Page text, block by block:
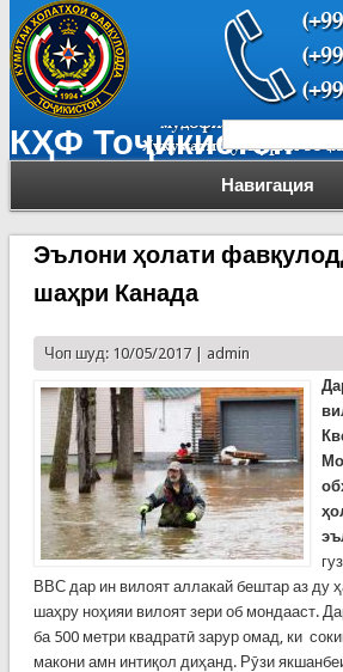
КҲФ Тоҷикистон
Навигация
Форма
Эълони ҳолати
шаҳри Канада
Чоп шуд: 10/05/2017 | admin
ВВС дар ин вилоят аллакай бештар аз ду
шаҳру ноҳияи вилоят зери об мондааст.
ба 500 метри квадратӣ зарур омад, ки
макони амн интиқол диҳанд. Рӯзи